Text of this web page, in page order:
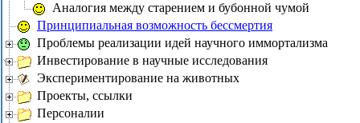
Аналогия между старением и бубонной чумой
Принципиальная возможность бессмертия
Проблемы реализации идей научного иммортализма
Инвестирование в научные исследования
Экспериментирование на животных
Проекты, ссылки
Персоналии